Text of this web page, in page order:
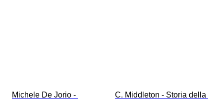
Michele De Jorio -
C. Middleton - Storia della